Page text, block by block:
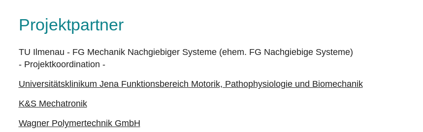
Projektpartner
TU Ilmenau - FG Mechanik Nachgiebiger Systeme (ehem. FG Nachgiebige Systeme)
- Projektkoordination -
Universitätsklinikum Jena Funktionsbereich Motorik, Pathophysiologie und Biomechanik
K&S Mechatronik
Wagner Polymertechnik GmbH